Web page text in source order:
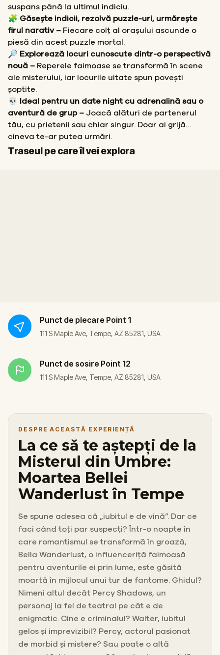
suspans până la ultimul indiciu.
🧩 Găsește indicii, rezolvă puzzle-uri, urmărește
firul narativ – Fiecare colț al orașului ascunde o
piesă din acest puzzle mortal.
🔎 Explorează locuri cunoscute dintr-o perspectivă
nouă – Reperele faimoase se transformă în scene
ale misterului, iar locurile uitate spun povești
șoptite.
💀 Ideal pentru un date night cu adrenalină sau o
aventură de grup – Joacă alături de partenerul
tău, cu prietenii sau chiar singur. Doar ai grijă…
cineva te-ar putea urmări.
Traseul pe care îl vei explora
Start
Sosire
Punct de plecare Point 1
111 S Maple Ave, Tempe, AZ 85281, USA
Punct de sosire Point 12
111 S Maple Ave, Tempe, AZ 85281, USA
DESPRE ACEASTĂ EXPERIENȚĂ
La ce să te aștepți de la
Misterul din Umbre:
Moartea Bellei
Wanderlust în Tempe
Se spune adesea că „iubitul e de vină”. Dar ce
faci când toți par suspecți? Într-o noapte în
care romantismul se transformă în groază,
Bella Wanderlust, o influenceriță faimoasă
pentru aventurile ei prin lume, este găsită
moartă în mijlocul unui tur de fantome. Ghidul?
Nimeni altul decât Percy Shadows, un
personaj la fel de teatral pe cât e de
enigmatic. Cine e criminalul? Walter, iubitul
gelos și imprevizibil? Percy, actorul pasionat
de morbid și mistere? Sau poate o altă